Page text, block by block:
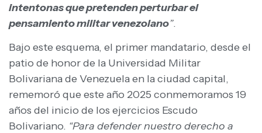
intentonas que pretenden perturbar el
pensamiento militar venezolano”.
Bajo este esquema, el primer mandatario, desde el
patio de honor de la Universidad Militar
Bolivariana de Venezuela en la ciudad capital,
rememoró que este año 2025 conmemoramos 19
años del inicio de los ejercicios Escudo
Bolivariano. “Para defender nuestro derecho a